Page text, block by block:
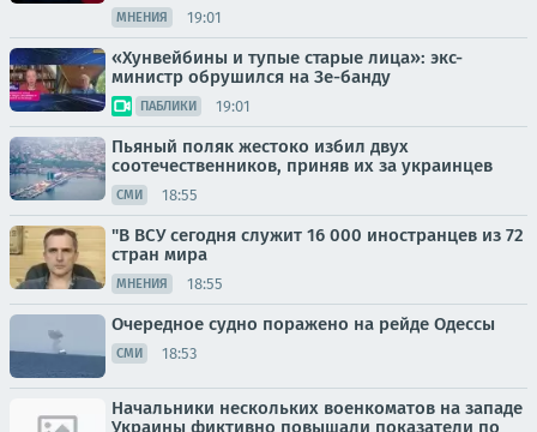
МНЕНИЯ 19:01
«Хунвейбины и тупые старые лица»: экс-
министр обрушился на Зе-банду
ПАБЛИКИ 19:01
Пьяный поляк жестоко избил двух
соотечественников, приняв их за украинцев
СМИ 18:55
"В ВСУ сегодня служит 16 000 иностранцев из 72
стран мира
МНЕНИЯ 18:55
Очередное судно поражено на рейде Одессы
СМИ 18:53
Начальники нескольких военкоматов на западе
Украины фиктивно повышали показатели по